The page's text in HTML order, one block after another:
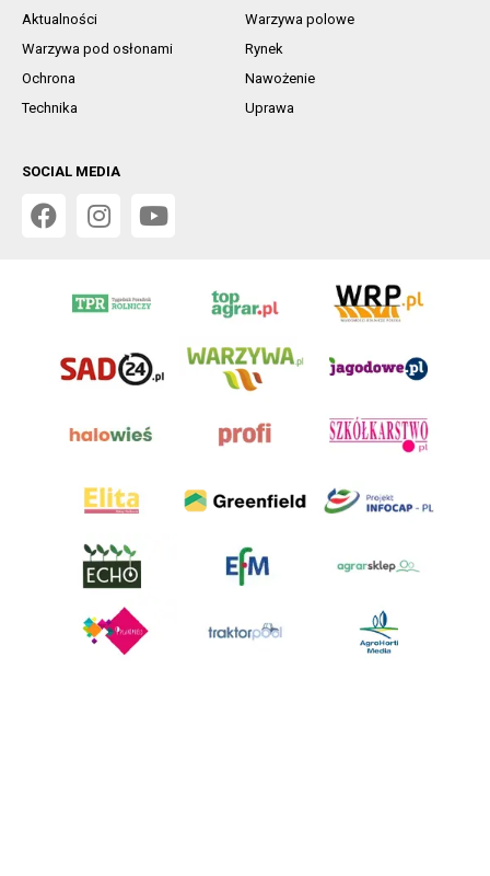
Aktualności
Warzywa polowe
Warzywa pod osłonami
Rynek
Ochrona
Nawożenie
Technika
Uprawa
SOCIAL MEDIA